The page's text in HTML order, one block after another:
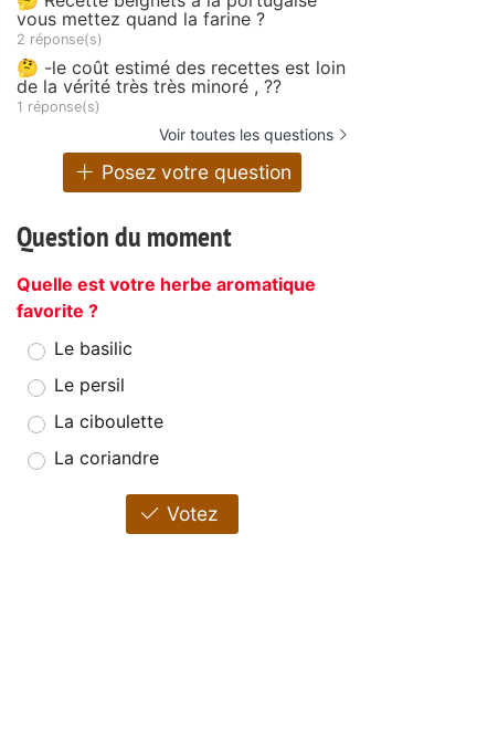
vous mettez quand la farine ?
2 réponse(s)
🤔 -le coût estimé des recettes est loin
de la vérité très très minoré , ??
1 réponse(s)
Voir toutes les questions
Posez votre question
Question du moment
Quelle est votre herbe aromatique
favorite ?
Le basilic
Le persil
La ciboulette
La coriandre
Votez